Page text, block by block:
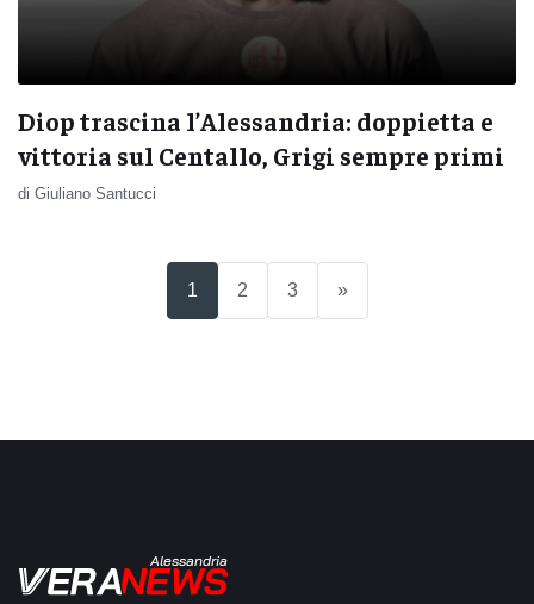
Diop trascina l’Alessandria: doppietta e
vittoria sul Centallo, Grigi sempre primi
di Giuliano Santucci
1 (current)
2 3 »
Alessandria